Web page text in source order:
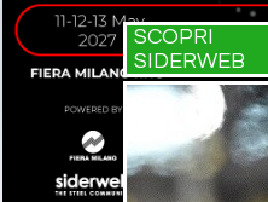
SCOPRI
SIDERWEB